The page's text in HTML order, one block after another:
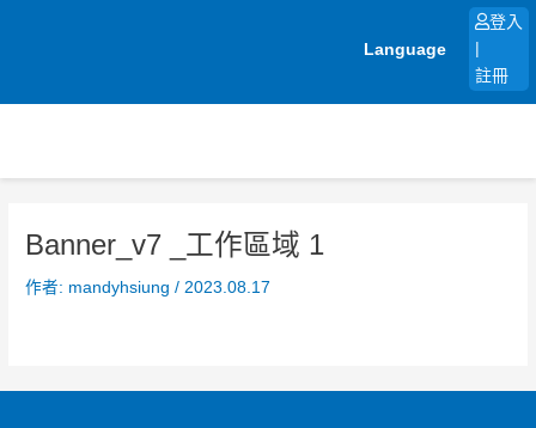
Language
登入
註冊
Banner_v7 _工作區域 1
作者: mandyhsiung/ 2023.08.17